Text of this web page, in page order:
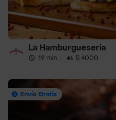
La Hamburgueseria
19 min · $ 4000
Envío Gratis